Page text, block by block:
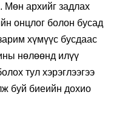
Мөн архийг задлах
онцлог болон бусад
хүмүүс бусдаас
нөлөөнд илүү
тул хэрэглээгээ
буй биеийн дохио